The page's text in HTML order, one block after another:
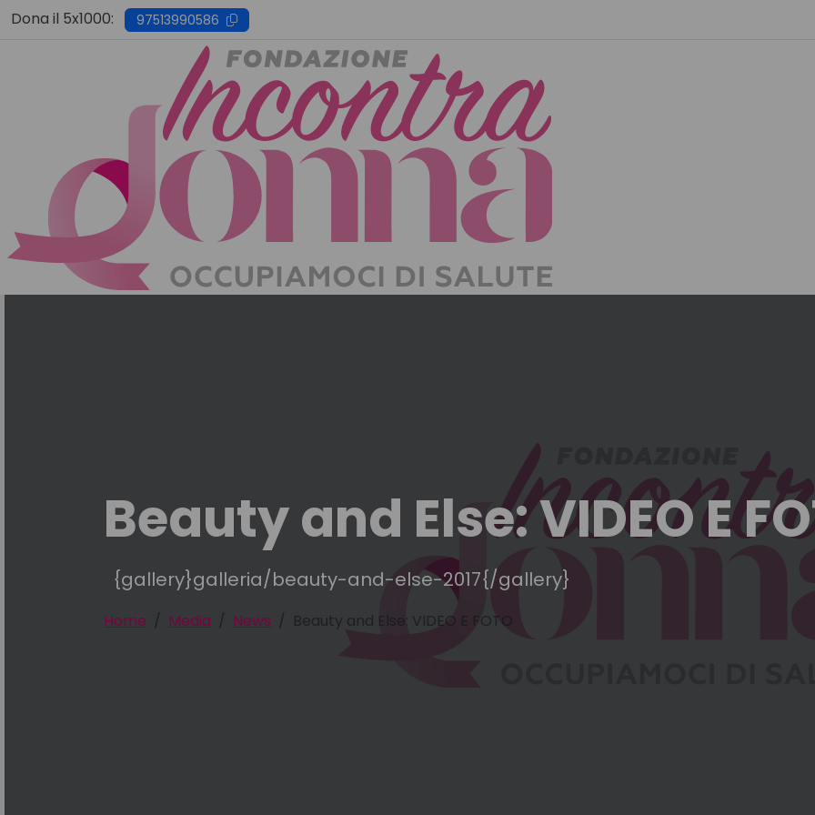
Skip
Dona il 5x1000: 97513990586
Beauty and Else: VIDEO E
{gallery}galleria/beauty-and-else-2017{/gallery}
Home Media News Beauty and Else: VIDEO E FOTO